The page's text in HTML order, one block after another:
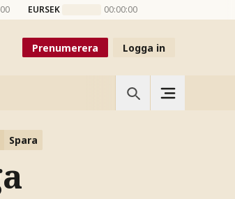
EURSEK 00:00:00
Prenumerera Logga in
Spara